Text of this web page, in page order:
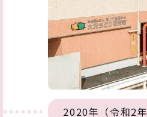
2020年（令和2